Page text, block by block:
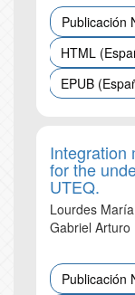
Publicación
HTML
EPUB
Integration
for the
UTEQ.
Lourdes
Gabriel Arturo
Publicación